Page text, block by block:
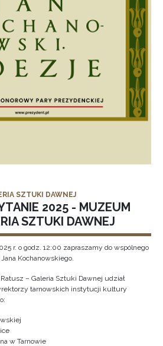
SZTUKI DAWNEJ
2025 - MUZEUM
SZTUKI DAWNEJ
r. o godz. 12:00 zapraszamy do wspólnego
Kochanowskiego.
– Galeria Sztuki Dawnej udział
tarnowskich instytucji kultury
w Tarnowie